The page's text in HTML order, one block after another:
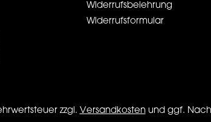
Widerrufsbelehrung
Widerrufsformular
zzgl. Versandkostenund ggf.